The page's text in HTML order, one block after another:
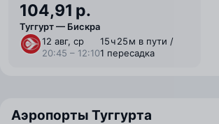
104,91 р.
Туггурт — Бискра
12 авг, ср
20:45 – 12:10
15 ⁠ч 25 ⁠м в пути /
1 пересадка
Аэропорты Туггурта